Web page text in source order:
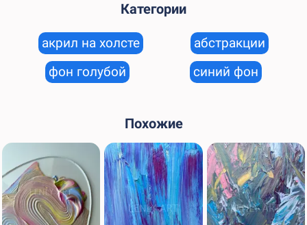
Категории
акрил на холсте
абстракции
фон голубой
синий фон
Похожие